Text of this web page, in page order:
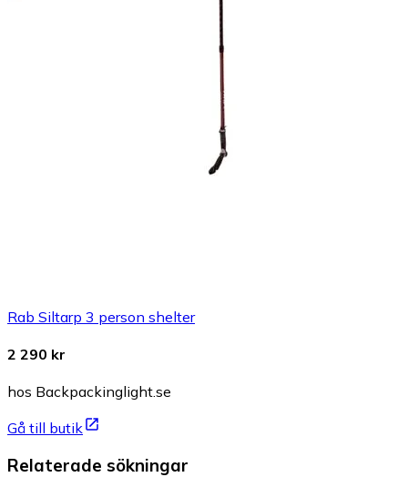
Rab Siltarp 3 person shelter
2 290 kr
hos Backpackinglight.se
Gå till butik
Relaterade sökningar